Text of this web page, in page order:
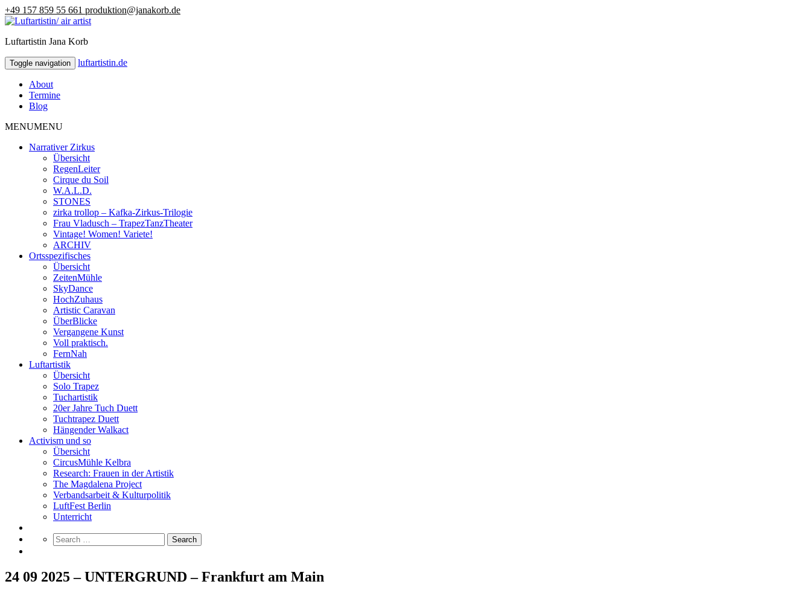
+49 157 859 55 661 produktion@janakorb.de
luftartistin.de
Luftartistin Jana Korb
Toggle navigation luftartistin.de
About
Termine
Blog
MENUMENU
Narrativer Zirkus
Übersicht
RegenLeiter
Cirque du Soil
W.A.L.D.
STONES
zirka trollop – Kafka-Zirkus-Trilogie
Frau Vladusch – TrapezTanzTheater
Vintage! Women! Variete!
ARCHIV
Ortsspezifisches
Übersicht
ZeitenMühle
SkyDance
HochZuhaus
Artistic Caravan
ÜberBlicke
Vergangene Kunst
Voll praktisch.
FernNah
Luftartistik
Übersicht
Solo Trapez
Tuchartistik
20er Jahre Tuch Duett
Tuchtrapez Duett
Hängender Walkact
Activism und so
Übersicht
CircusMühle Kelbra
Research: Frauen in der Artistik
The Magdalena Project
Verbandsarbeit & Kulturpolitik
LuftFest Berlin
Unterricht
24 09 2025 – UNTERGRUND – Frankfurt am Main